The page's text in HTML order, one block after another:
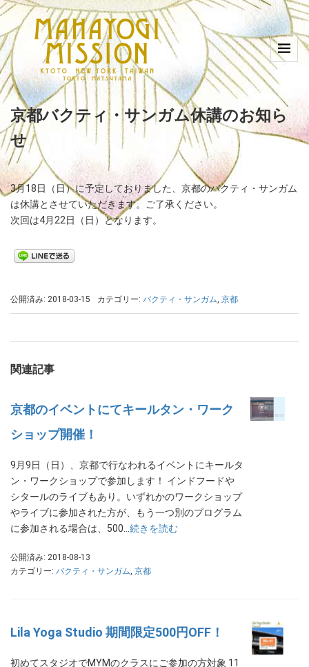
京都バクティ・サンガム休講のお知ら
せ
3月18日（日）に予定しておりました、京都のバクティ・サンガム
は休講とさせていただきます。ご了承ください。
次回は4月22日（日）となります。
公開済み: 2018-03-15 カテゴリー: バクティ・サンガム, 京都
関連記事
京都のイベントにてキールタン・ワーク
ショップ開催！
9月9日（日）、京都で行なわれるイベントにキールタ
ン・ワークショップで参加します！ インドフードや
シタールのライブもあり。いずれかのワークショップ
やライブに参加された方が、もう一つ別のプログラム
に参加される場合は、500… 続きを読む
公開済み: 2018-08-13
カテゴリー: バクティ・サンガム, 京都
Lila Yoga Studio 期間限定500円OFF！
初めてスタジオでMYMのクラスにご参加の方対象 11